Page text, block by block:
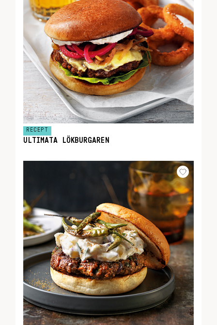
RECEPT
ULTIMATA LÖKBURGAREN